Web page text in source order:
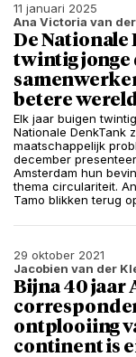
11 januari 2025
Ana Victoria van
De Nationale
twintig jonge
betere
Elk jaar buigen
Nationale DenkTank
maatschappelijk
december
Amsterdam hun
thema circulariteit.
Tamo blikken terug
29 oktober 2021
Jacobien van der
Bijna 40 jaar
ontplooiing
continent is